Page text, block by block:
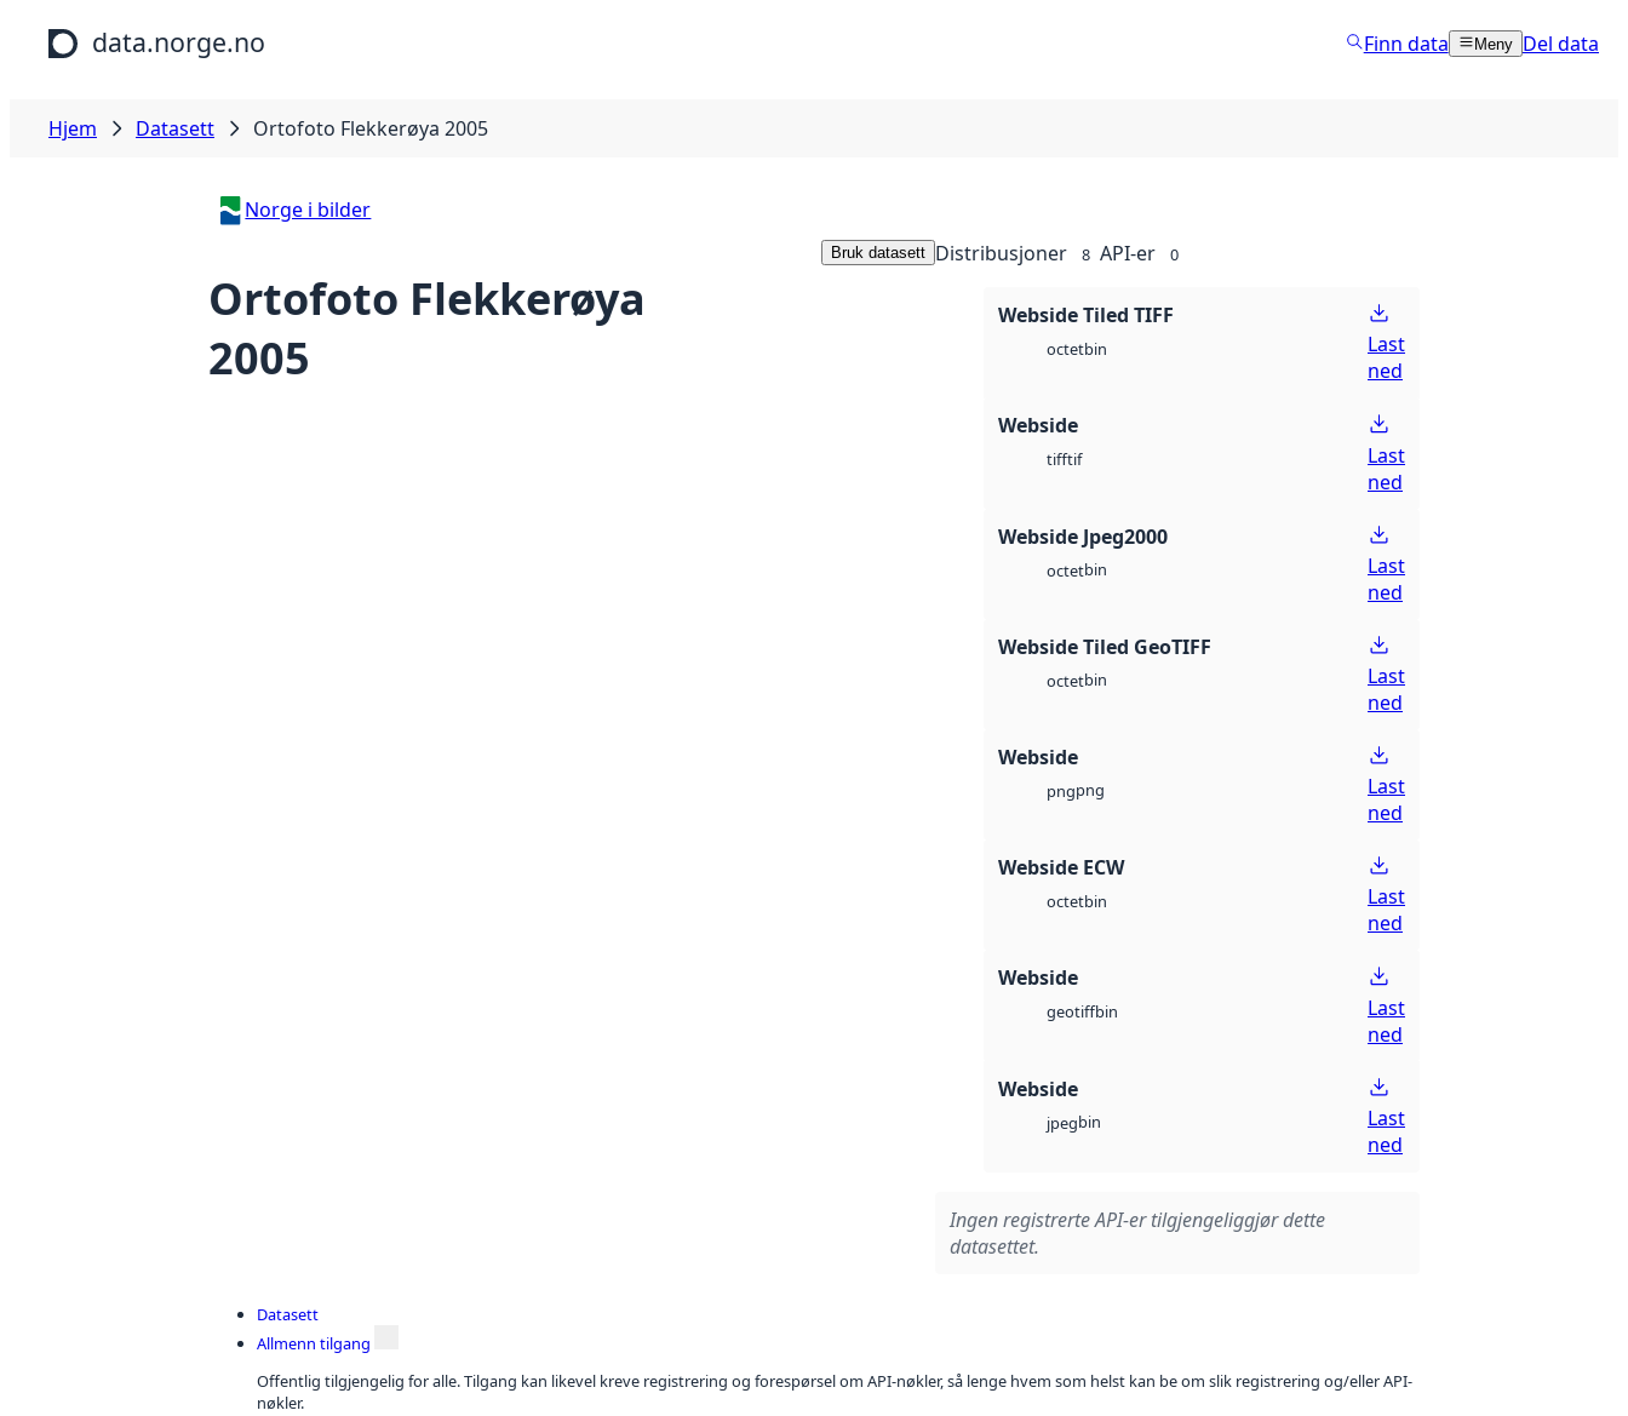
Hopp til hovedinnhold
data.norge.no Finn data Meny Del data
Hjem Datasett Ortofoto Flekkerøya 2005
Norge i bilder
Ortofoto Flekkerøya
2005
Bruk datasett Distribusjoner 8 API-er 0
Webside Tiled TIFF
octetbin
Last
ned
Webside
tifftif
Last
ned
Webside Jpeg2000
octetbin
Last
ned
Webside Tiled GeoTIFF
octetbin
Last
ned
Webside
pngpng
Last
ned
Webside ECW
octetbin
Last
ned
Webside
geotiffbin
Last
ned
Webside
jpegbin
Last
ned
Ingen registrerte API-er tilgjengeliggjør dette
datasettet.
Datasett
Allmenn tilgang
Offentlig tilgjengelig for alle. Tilgang kan likevel kreve registrering og forespørsel om API-nøkler, så lenge hvem som helst kan be om slik registrering og/eller API-
nøkler.